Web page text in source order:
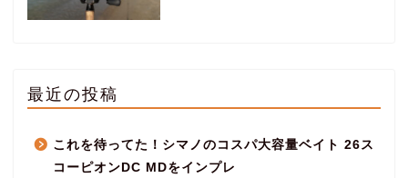
最近の投稿
これを待ってた！シマノのコスパ大容量ベイト 26ス
コーピオンDC MDをインプレ